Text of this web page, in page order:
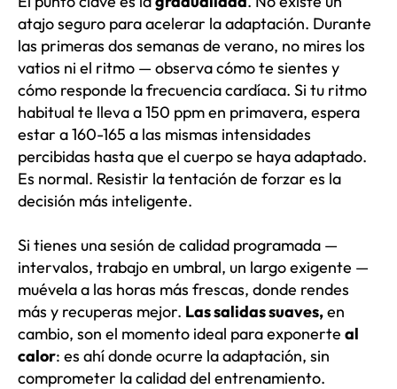
atajo seguro para acelerar la adaptación. Durante
las primeras dos semanas de verano, no mires los
vatios ni el ritmo — observa cómo te sientes y
cómo responde la frecuencia cardíaca. Si tu ritmo
habitual te lleva a 150 ppm en primavera, espera
estar a 160-165 a las mismas intensidades
percibidas hasta que el cuerpo se haya adaptado.
Es normal. Resistir la tentación de forzar es la
decisión más inteligente.
Si tienes una sesión de calidad programada —
intervalos, trabajo en umbral, un largo exigente —
muévela a las horas más frescas, donde rendes
más y recuperas mejor. Las salidas suaves,en
cambio, son el momento ideal para exponerte al
calor: es ahí donde ocurre la adaptación, sin
comprometer la calidad del entrenamiento.